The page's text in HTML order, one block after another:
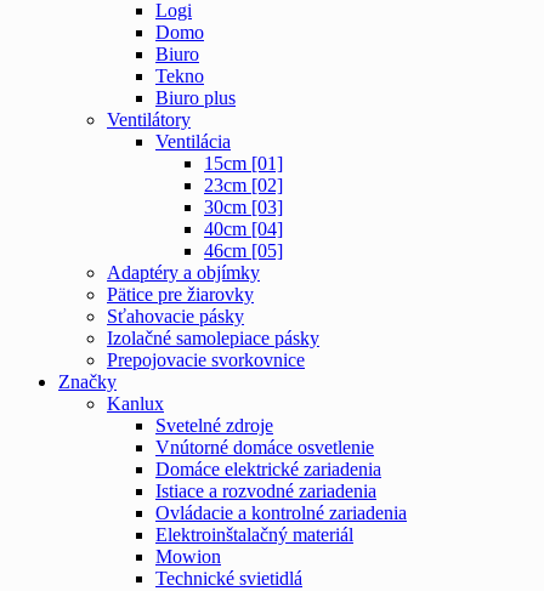
Logi
Domo
Biuro
Tekno
Biuro plus
Ventilátory
Ventilácia
15cm [01]
23cm [02]
30cm [03]
40cm [04]
46cm [05]
Adaptéry a objímky
Pätice pre žiarovky
Sťahovacie pásky
Izolačné samolepiace pásky
Prepojovacie svorkovnice
Značky
Kanlux
Svetelné zdroje
Vnútorné domáce osvetlenie
Domáce elektrické zariadenia
Istiace a rozvodné zariadenia
Ovládacie a kontrolné zariadenia
Elektroinštalačný materiál
Mowion
Technické svietidlá